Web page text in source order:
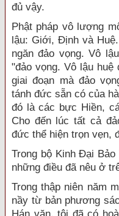
đủ vậy.
Phật pháp vô lượng
lậu: Giới, Định và
ngăn đảo vọng. Vô
"đảo vọng. Vô lậu
giai đoạn mà đảo
tánh đức sẵn có của
đó là các bực Hiền,
Cho đến lúc tất cả
đức thể hiện trọn vẹn,
Trong bộ Kinh Đại
những điều đã nêu ở
Trong thập niên năm
nầy từ bản phương